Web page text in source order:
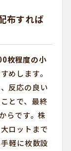
布すれば
枚程度の小
めします。
反応の良い
とで、最終
らです。株
ロットまで
軽に枚数設